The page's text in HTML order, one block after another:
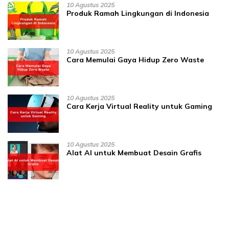
10 Agustus 2025
Produk Ramah Lingkungan di Indonesia
10 Agustus 2025
Cara Memulai Gaya Hidup Zero Waste
10 Agustus 2025
Cara Kerja Virtual Reality untuk Gaming
10 Agustus 2025
Alat AI untuk Membuat Desain Grafis